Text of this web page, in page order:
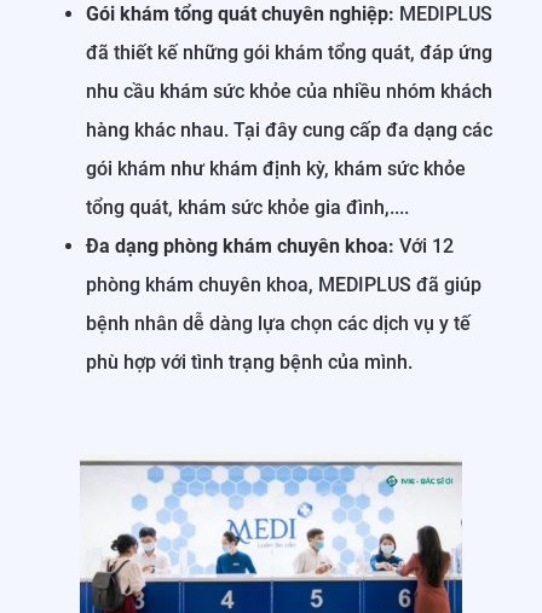
Gói khám tổng quát chuyên nghiệp: MEDIPLUS
đã thiết kế những gói khám tổng quát, đáp ứng
nhu cầu khám sức khỏe của nhiều nhóm khách
hàng khác nhau. Tại đây cung cấp đa dạng các
gói khám như khám định kỳ, khám sức khỏe
tổng quát, khám sức khỏe gia đình,....
Đa dạng phòng khám chuyên khoa: Với 12
phòng khám chuyên khoa, MEDIPLUS đã giúp
bệnh nhân dễ dàng lựa chọn các dịch vụ y tế
phù hợp với tình trạng bệnh của mình.